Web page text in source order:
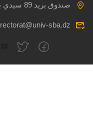
صندوق بريد 89 سيدي بلعباس الجزائر
rectorat@univ-sba.dz